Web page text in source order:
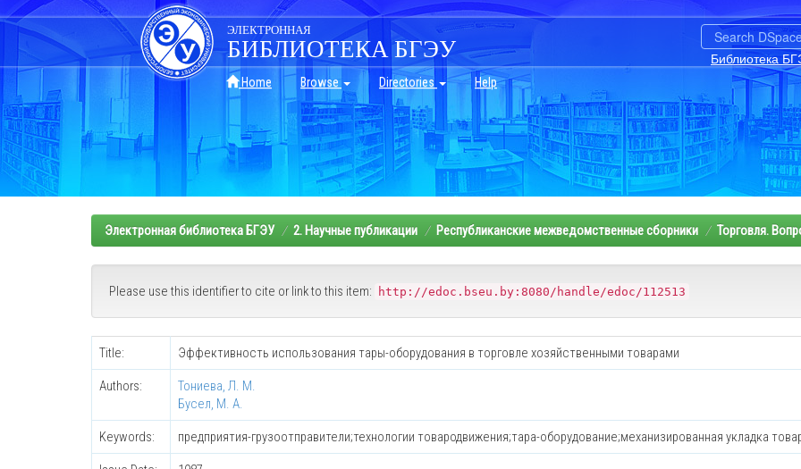
Skip
navigation
Библиотека
ЭЛЕКТРОННАЯ
БИБЛИОТЕКА БГЭУ
Home Browse Directories Help
Электронная библиотека БГЭУ 2. Научные публикации Республиканские межведомственные сборники Торговля.
Please use this identifier to cite or link to this item: http://edoc.bseu.by:8080/handle/edoc/112513
Title: Эффективность использования тары-оборудования в торговле хозяйственными товарами
Authors:
Тониева, Л. М.
Бусел, М. А.
Keywords: предприятия-грузоотправители;технологии товародвижения;тара-оборудование;механизированная укладка